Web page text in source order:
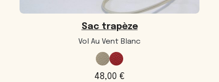
Sac trapèze
Vol Au Vent Blanc
48,00 €